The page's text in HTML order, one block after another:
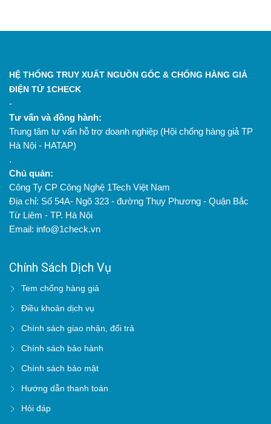
HỆ THỐNG TRUY XUẤT NGUỒN GỐC & CHỐNG HÀNG GIẢ
ĐIỆN TỬ 1CHECK
-
Tư vấn và đồng hành:
Trung tâm tư vấn hỗ trợ doanh nghiệp (Hội chống hàng giả TP
Hà Nội - HATAP)
.
Chủ quản:
Công Ty CP Công Nghệ 1Tech Việt Nam
Địa chỉ: Số 54A- Ngõ 323 - đường Thụy Phương - Quận Bắc
Từ Liêm - TP. Hà Nội
Email: info@1check.vn
Chính Sách Dịch Vụ
Tem chống hàng giả
Điều khoản dịch vụ
Chính sách giao nhận, đổi trả
Chính sách bảo hành
Chính sách bảo mật
Hướng dẫn thanh toán
Hỏi đáp